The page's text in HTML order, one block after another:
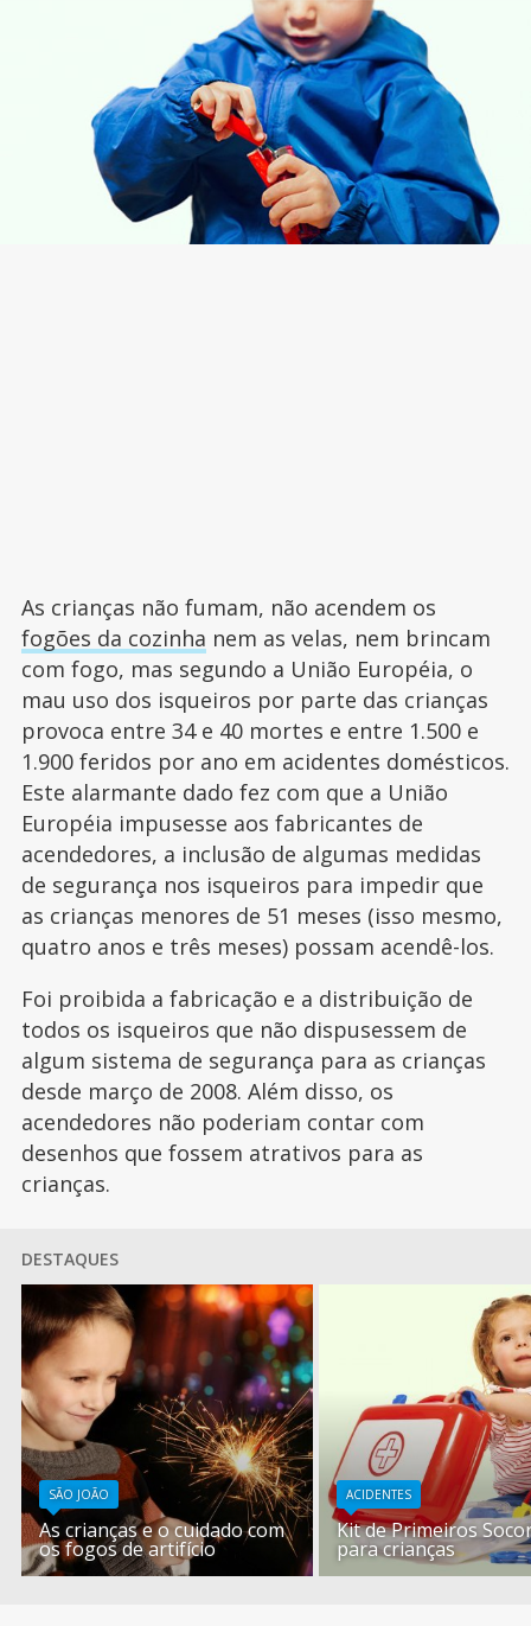
As crianças não fumam, não acendem os
fogões da cozinha nem as velas, nem brincam
com fogo, mas segundo a União Européia, o
mau uso dos isqueiros por parte das crianças
provoca entre 34 e 40 mortes e entre 1.500 e
1.900 feridos por ano em acidentes domésticos.
Este alarmante dado fez com que a União
Européia impusesse aos fabricantes de
acendedores, a inclusão de algumas medidas
de segurança nos isqueiros para impedir que
as crianças menores de 51 meses (isso mesmo,
quatro anos e três meses) possam acendê-los.
Foi proibida a fabricação e a distribuição de
todos os isqueiros que não dispusessem de
algum sistema de segurança para as crianças
desde março de 2008. Além disso, os
acendedores não poderiam contar com
desenhos que fossem atrativos para as
crianças.
DESTAQUES
SÃO JOÃO
As crianças e o cuidado com
os fogos de artifício
ACIDENTES
Kit de Primeiros
para crianças